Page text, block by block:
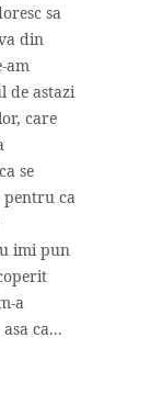
sa
din
am
de astazi
care
se
pentru ca
imi pun
a
ca...